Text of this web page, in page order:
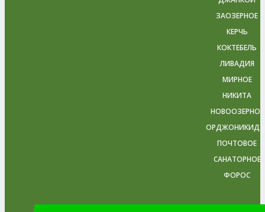
ЗАОЗЕРНОЕ
КЕРЧЬ
КОКТЕБЕЛЬ
ЛИВАДИЯ
МИРНОЕ
НИКИТА
НОВООЗЕРНОЕ
ПОЧТОВОЕ
САНАТОРНОЕ
ФОРОС